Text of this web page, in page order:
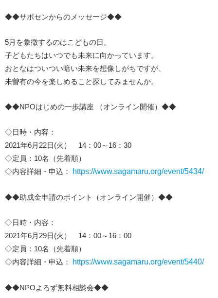
◆◆サポセンからのメッセージ◆◆
5月を象徴するのはこどもの日。
子どもたちはいつでも未来に向かっています。
おとなはついつい暗い未来を想像しがちですが、
未曽有の今を楽しめること探してみませんか。
◆◆NPOはじめの一歩講座 （オンライン開催）◆◆
◇日時・内容：
2021年6月22日(火） 14：00～16：30
◇定員：10名（先着順）
◇内容詳細・申込：
https://www.sagamaru.org/event/5434/
◆◆助成金申請のポイント（オンライン開催）◆◆
◇日時・内容：
2021年6月29日(火） 14：00～16：00
◇定員：10名（先着順）
◇内容詳細・申込：
https://www.sagamaru.org/event/5440/
◆◆NPOよろず無料相談会◆◆